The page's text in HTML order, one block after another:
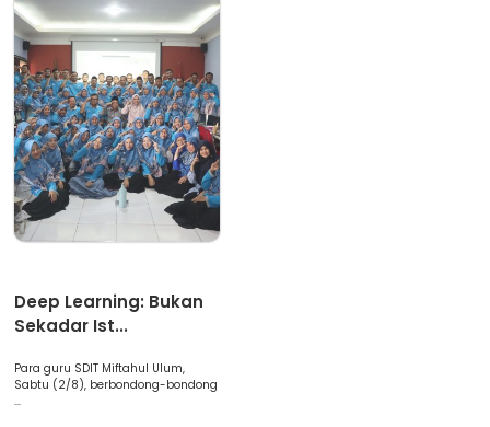
Deep Learning: Bukan
Sekadar Ist...
Para guru SDIT Miftahul Ulum,
Sabtu (2/8), berbondong-bondong
...